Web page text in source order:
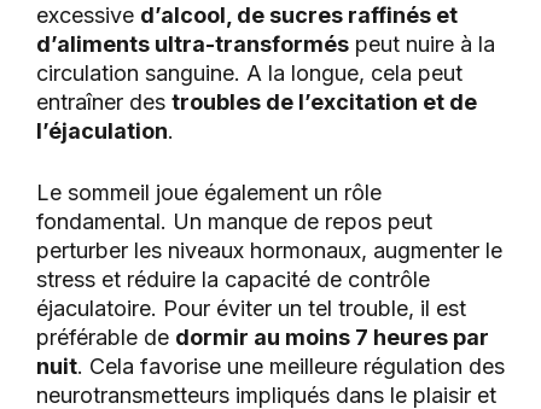
excessive d’alcool, de sucres raffinés et
d’aliments ultra-transformés peut nuire à la
circulation sanguine. A la longue, cela peut
entraîner des troubles de l’excitation et de
l’éjaculation.
Le sommeil joue également un rôle
fondamental. Un manque de repos peut
perturber les niveaux hormonaux, augmenter le
stress et réduire la capacité de contrôle
éjaculatoire. Pour éviter un tel trouble, il est
préférable de dormir au moins 7 heures par
nuit. Cela favorise une meilleure régulation des
neurotransmetteurs impliqués dans le plaisir et